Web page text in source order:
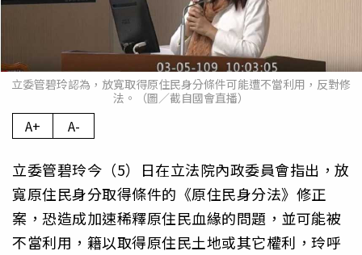
立委管碧玲認為，放寬取得原住民身分條件可能遭不當利用，反對修
法。（圖／截自國會直播）
A+ A-
立委管碧玲今（5）日在立法院內政委員會指出，放
寬原住民身分取得條件的《原住民身分法》修正
案，恐造成加速稀釋原住民血緣的問題，並可能被
不當利用，籍以取得原住民土地或其它權利，玲呼